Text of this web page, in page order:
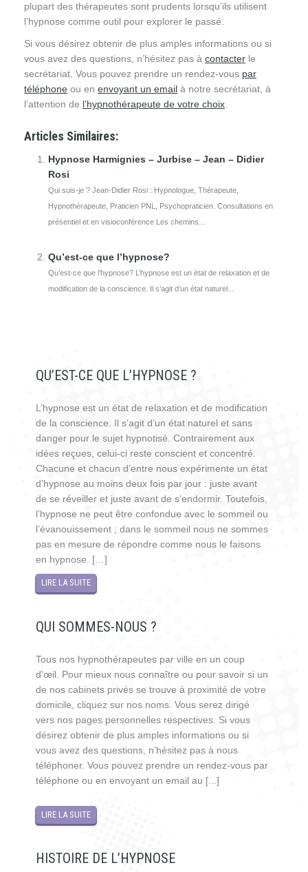
plupart des thérapeutes sont prudents lorsqu’ils utilisent
l’hypnose comme outil pour explorer le passé.
Si vous désirez obtenir de plus amples informations ou si
vous avez des questions, n’hésitez pas à contacter le
secrétariat. Vous pouvez prendre un rendez-vous par
téléphone ou en envoyant un email à notre secrétariat, à
l’attention de l’hypnothérapeute de votre choix
Articles Similaires:
Hypnose Harmignies – Jurbise – Jean – Didier
Rosi
Qui suis-je ? Jean-Didier Rosi : Hypnologue, Thérapeute,
Hypnothérapeute, Praticien PNL, Psychopraticien. Consultations en
présentiel et en visioconférence Les chemins...
Qu’est-ce que l’hypnose?
Qu’est-ce que l’hypnose? L’hypnose est un état de relaxation et de
modification de la conscience. Il s’agit d’un état naturel...
QU’EST-CE QUE L’HYPNOSE ?
L’hypnose est un état de relaxation et de modification
de la conscience. Il s’agit d’un état naturel et sans
danger pour le sujet hypnotisé. Contrairement aux
idées reçues, celui-ci reste conscient et concentré.
Chacune et chacun d’entre nous expérimente un état
d’hypnose au moins deux fois par jour : juste avant
de se réveiller et juste avant de s’endormir. Toutefois,
l’hypnose ne peut être confondue avec le sommeil ou
l’évanouissement ; dans le sommeil nous ne sommes
pas en mesure de répondre comme nous le faisons
en hypnose. […]
LIRE LA SUITE
QUI SOMMES-NOUS ?
Tous nos hypnothérapeutes par ville en un coup
d'œil. Pour mieux nous connaître ou pour savoir si un
de nos cabinets privés se trouve à proximité de votre
domicile, cliquez sur nos noms. Vous serez dirigé
vers nos pages personnelles respectives. Si vous
désirez obtenir de plus amples informations ou si
vous avez des questions, n’hésitez pas à nous
téléphoner. Vous pouvez prendre un rendez-vous par
téléphone ou en envoyant un email au [...]
LIRE LA SUITE
HISTOIRE DE L’HYPNOSE